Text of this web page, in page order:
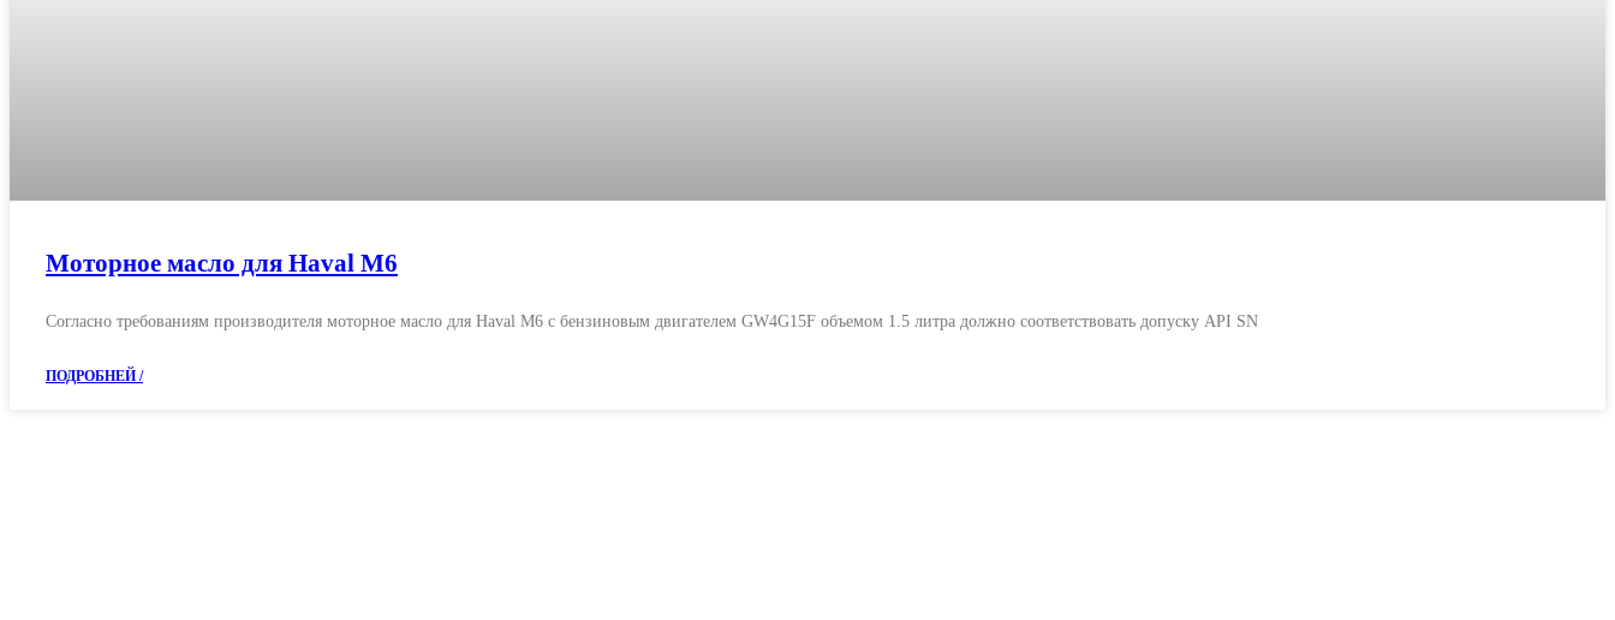
Контакты
Моторное масло для Haval M6
Согласно требованиям производителя моторное масло для Haval M6 с бензиновым двигателем GW4G15F объемом 1.5 литра должно соответствовать допуску API SN
ПОДРОБНЕЙ /